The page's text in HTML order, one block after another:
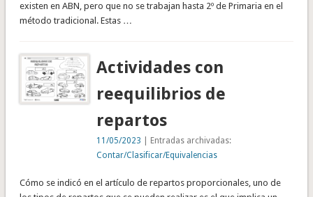
existen en ABN, pero que no se trabajan hasta 2º de Primaria en el
método tradicional. Estas …
Actividades con
reequilibrios de
repartos
11/05/2023 | Entradas archivadas:
Contar/Clasificar/Equivalencias
Cómo se indicó en el artículo de repartos proporcionales, uno de